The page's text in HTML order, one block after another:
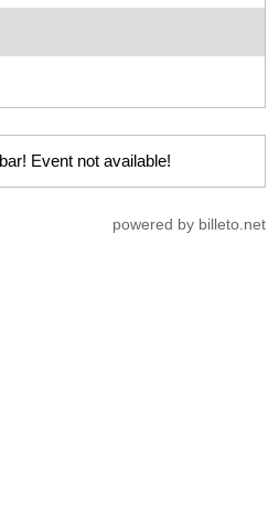
Event not available!
powered by billeto.net